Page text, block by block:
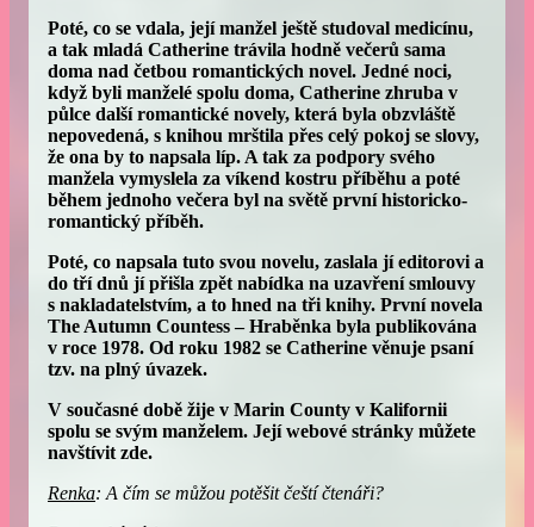
Poté, co se vdala, její manžel ještě studoval medicínu,
a tak mladá Catherine trávila hodně večerů sama
doma nad četbou romantických novel. Jedné noci,
když byli manželé spolu doma, Catherine zhruba v
půlce další romantické novely, která byla obzvláště
nepovedená, s knihou mrštila přes celý pokoj se slovy,
že ona by to napsala líp. A tak za podpory svého
manžela vymyslela za víkend kostru příběhu a poté
během jednoho večera byl na světě první historicko-
romantický příběh.
Poté, co napsala tuto svou novelu, zaslala jí editorovi a
do tří dnů jí přišla zpět nabídka na uzavření smlouvy
s nakladatelstvím, a to hned na tři knihy. První novela
The Autumn Countess –Hraběnka byla publikována
v roce 1978. Od roku 1982 se Catherine věnuje psaní
tzv. na plný úvazek.
V současné době žije v Marin County v Kalifornii
spolu se svým manželem. Její webové stránky můžete
navštívit zde.
Renka: A čím se můžou potěšit čeští čtenáři?